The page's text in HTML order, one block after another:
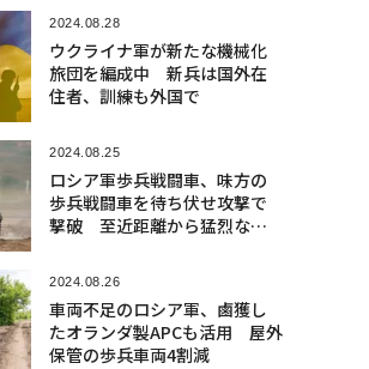
2024.08.28
ウクライナ軍が新たな機械化
旅団を編成中 新兵は国外在
住者、訓練も外国で
2024.08.25
ロシア軍歩兵戦闘車、味方の
歩兵戦闘車を待ち伏せ攻撃で
撃破 至近距離から猛烈な射
2024.08.26
車両不足のロシア軍、鹵獲し
たオランダ製APCも活用 屋外
保管の歩兵車両4割減